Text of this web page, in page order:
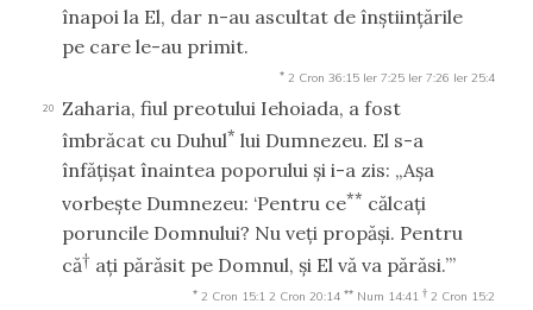
înapoi la El, dar n-au ascultat de înştiinţările
pe care le-au primit.
* 2 Cron 36:15 Ier 7:25 Ier 7:26 Ier 25:4
20
Zaharia, fiul preotului Iehoiada, a fost
îmbrăcat cu Duhul* lui Dumnezeu. El s-a
înfăţişat înaintea poporului şi i-a zis: „Aşa
vorbeşte Dumnezeu: ‘Pentru ce** călcaţi
poruncile Domnului? Nu veţi propăşi. Pentru
că† aţi părăsit pe Domnul, şi El vă va părăsi.’”
* 2 Cron 15:1 2 Cron 20:14 ** Num 14:41 † 2 Cron 15:2